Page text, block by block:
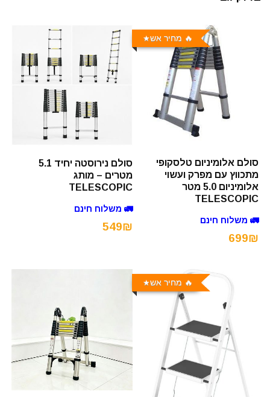
🔥 מחיר אש
סולם אלומיניום טלסקופי
מתכווץ עם מפרק ועשוי
אלומיניום 5.0 מטר
TELESCOPIC
🚛 משלוח חינם
699₪
סולם נירוסטה יחיד 5.1
מטרים – מותג
TELESCOPIC
🚛 משלוח חינם
549₪
🔥 מחיר אש